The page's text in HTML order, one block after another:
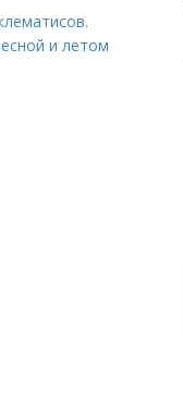
и летом